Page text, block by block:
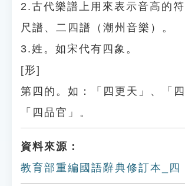
2.古代樂譜上用來表示音高的
尺譜、二四譜（潮州音樂）。
3.姓。如宋代有四象。
[形]
第四的。如：「四更天」、「四
「四品官」。
資料來源：
教育部重編國語辭典修訂本_四